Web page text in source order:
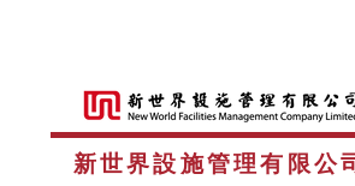
新世界設施管理有限公